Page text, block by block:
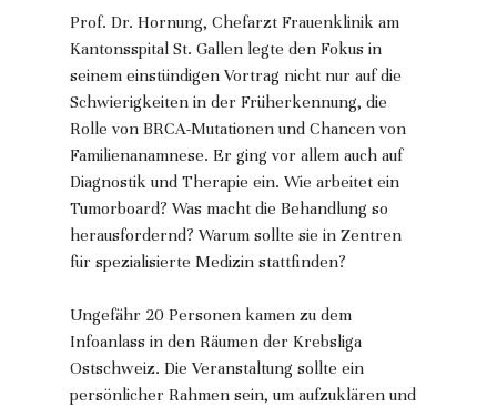
Prof. Dr. Hornung, Chefarzt Frauenklinik am
Kantonsspital St. Gallen legte den Fokus in
seinem einstündigen Vortrag nicht nur auf die
Schwierigkeiten in der Früherkennung, die
Rolle von BRCA-Mutationen und Chancen von
Familienanamnese. Er ging vor allem auch auf
Diagnostik und Therapie ein. Wie arbeitet ein
Tumorboard? Was macht die Behandlung so
herausfordernd? Warum sollte sie in Zentren
für spezialisierte Medizin stattfinden?
Ungefähr 20 Personen kamen zu dem
Infoanlass in den Räumen der Krebsliga
Ostschweiz. Die Veranstaltung sollte ein
persönlicher Rahmen sein, um aufzuklären und